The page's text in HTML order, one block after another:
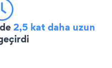
2,5 kat daha uzun